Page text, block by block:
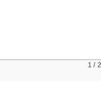
1 /